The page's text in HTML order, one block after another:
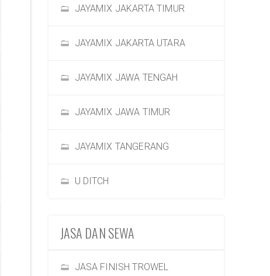
JAYAMIX JAKARTA TIMUR
JAYAMIX JAKARTA UTARA
JAYAMIX JAWA TENGAH
JAYAMIX JAWA TIMUR
JAYAMIX TANGERANG
U DITCH
JASA DAN SEWA
JASA FINISH TROWEL